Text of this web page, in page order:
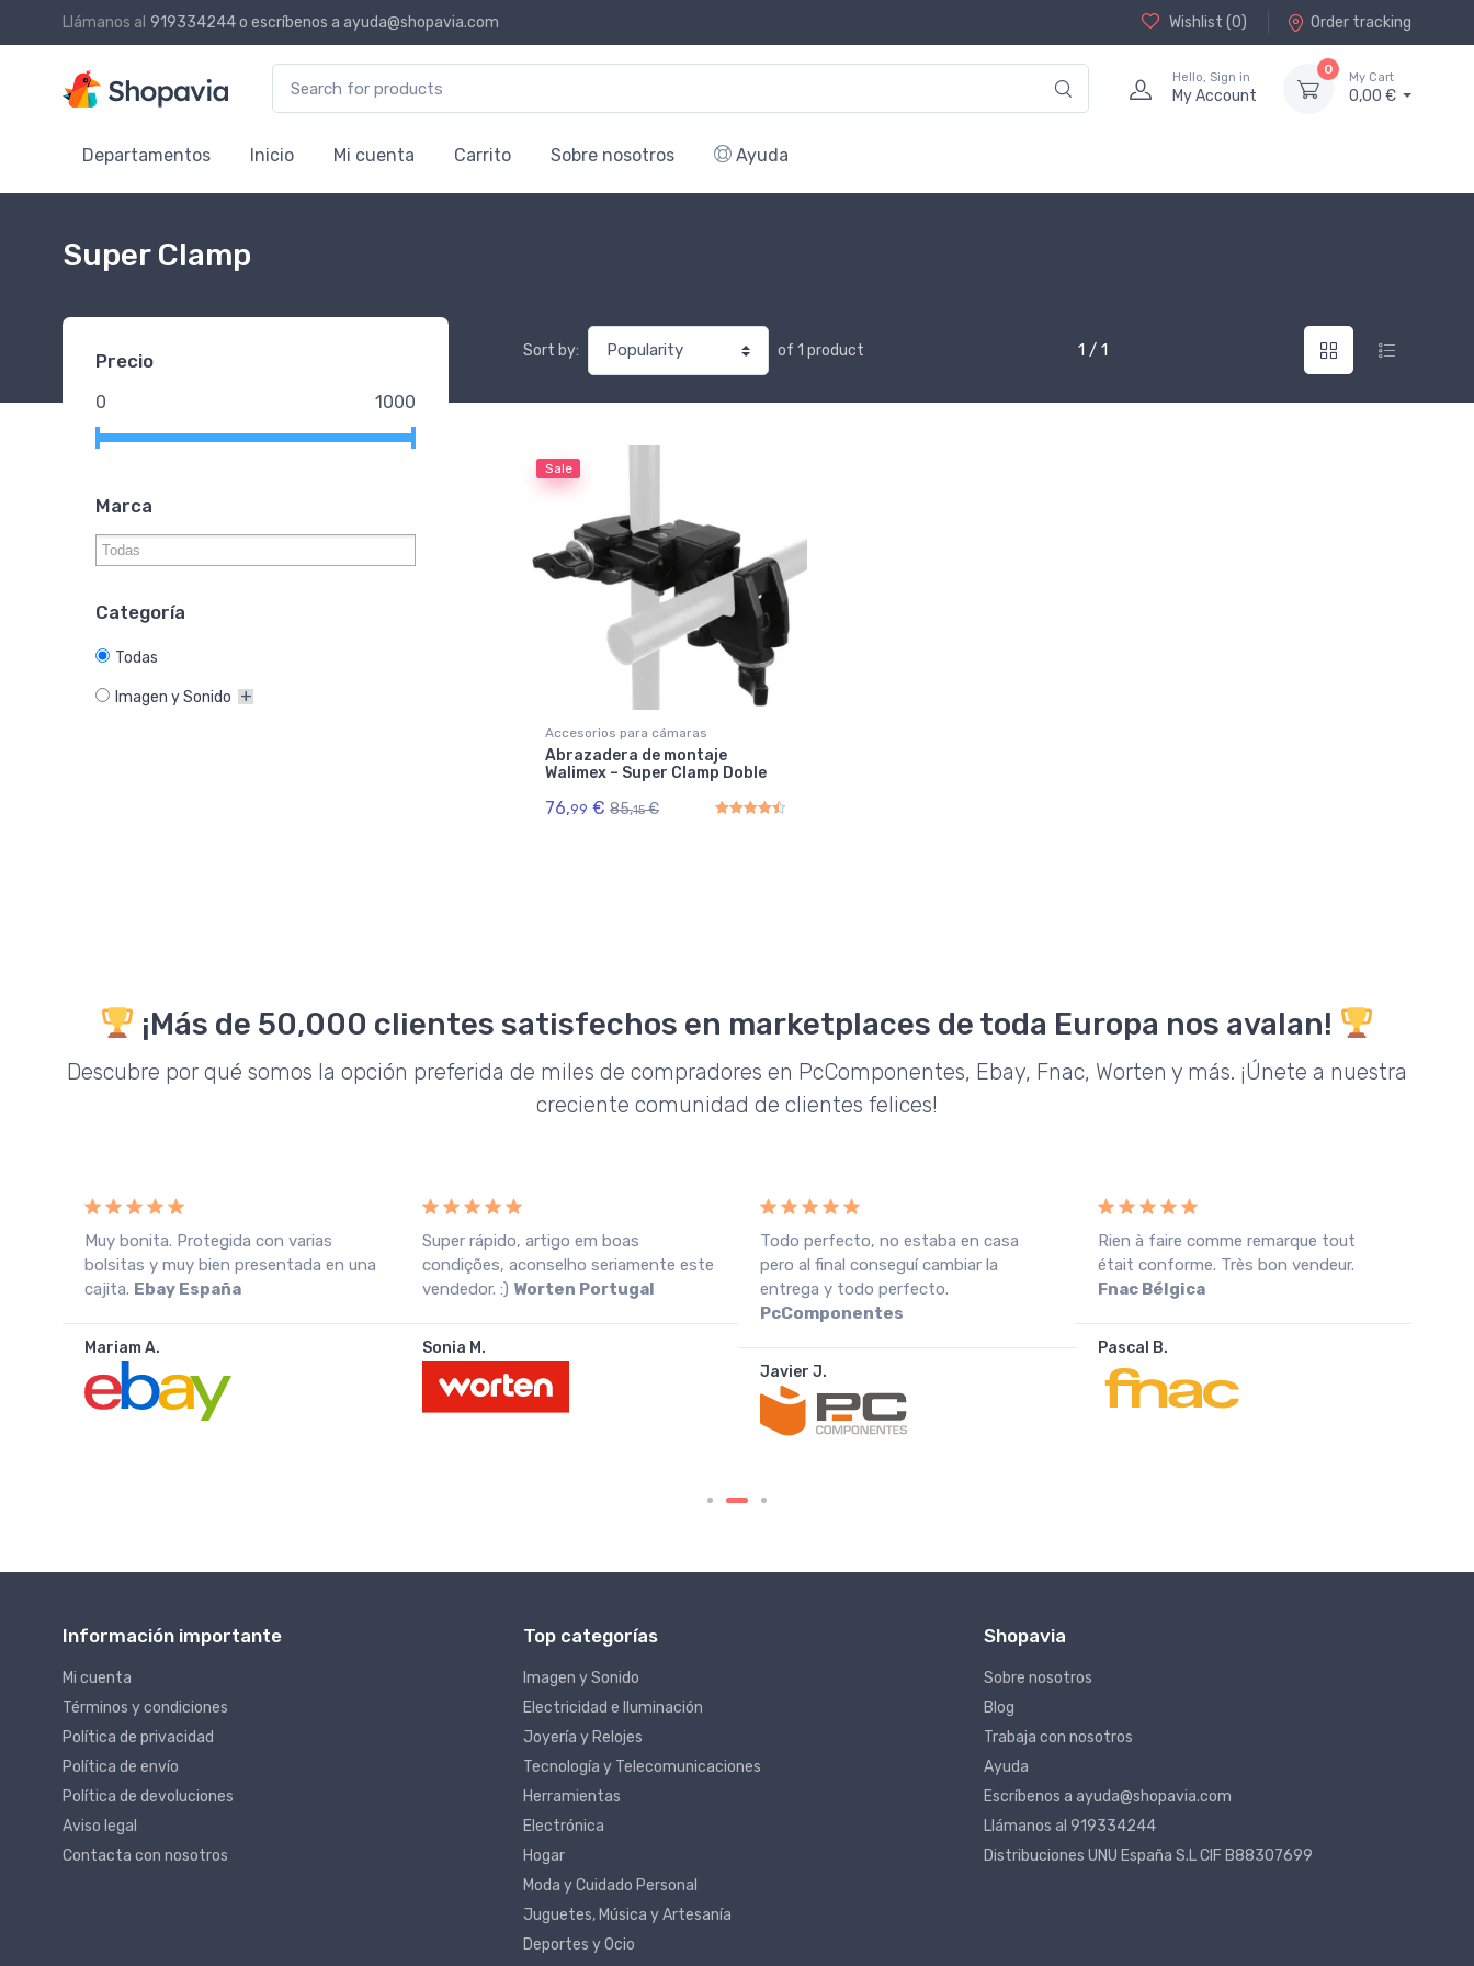
Llámanos al 919334244o escríbenos a ayuda@shopavia.com Wishlist (0) Order tracking
Hello, Sign in
My Account
0
My Cart
0,00 €
Departamentos Inicio Mi cuenta Carrito Sobre nosotros Ayuda
Super Clamp
Sort by: of 1 product 1 / 1
Sale
Accesorios para cámaras
Abrazadera de montaje
Walimex – Super Clamp Doble
76,99 € 85,15 €
Precio
0 1000
Marca
Categoría
Todas
Imagen y Sonido
¡Más de 50,000 clientes satisfechos en marketplaces de toda Europa nos avalan!
Descubre por qué somos la opción preferida de miles de compradores en PcComponentes, Ebay, Fnac, Worten y más. ¡Únete a nuestra
creciente comunidad de clientes felices!
Muy bonita. Protegida con varias
bolsitas y muy bien presentada en una
cajita. Ebay España
Mariam A.
Super rápido, artigo em boas
condições, aconselho seriamente este
vendedor. :) Worten Portugal
Sonia M.
Todo perfecto, no estaba en casa
pero al final conseguí cambiar la
entrega y todo perfecto.
PcComponentes
Javier J.
Rien à faire comme remarque tout
était conforme. Très bon vendeur.
Fnac Bélgica
Pascal B.
Información importante
Mi cuenta
Términos y condiciones
Política de privacidad
Política de envío
Política de devoluciones
Aviso legal
Contacta con nosotros
Top categorías
Imagen y Sonido
Electricidad e Iluminación
Joyería y Relojes
Tecnología y Telecomunicaciones
Herramientas
Electrónica
Hogar
Moda y Cuidado Personal
Juguetes, Música y Artesanía
Deportes y Ocio
Shopavia
Sobre nosotros
Blog
Trabaja con nosotros
Ayuda
Escríbenos a ayuda@shopavia.com
Llámanos al 919334244
Distribuciones UNU España S.L CIF B88307699